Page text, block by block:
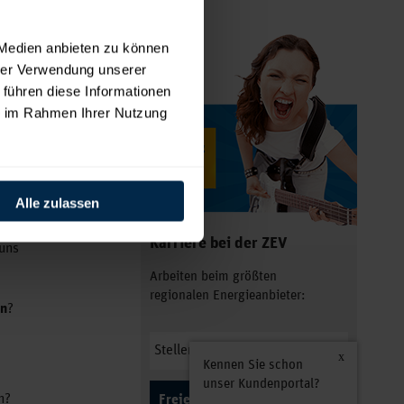
anbieten zu können
Verwendung unserer
diese Informationen
Rahmen Ihrer Nutzung
Alle zulassen
Kennen Sie schon
unser Kundenportal?
?
Karriere bei der ZEV
Arbeiten beim größten
regionalen Energieanbieter:
Freie Plätze anzeigen